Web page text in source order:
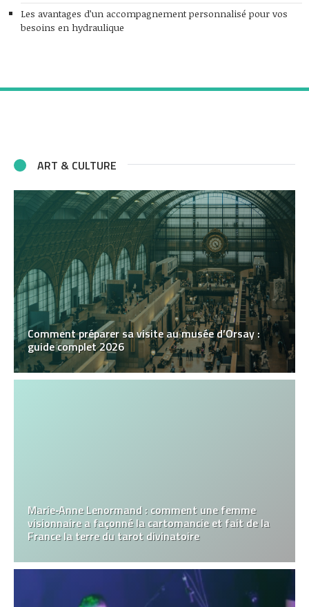
Les avantages d’un accompagnement personnalisé pour vos
besoins en hydraulique
ART & CULTURE
Comment préparer sa visite au musée d’Orsay :
guide complet 2026
Marie‑Anne Lenormand : comment une femme
visionnaire a façonné la cartomancie et fait de la
France la terre du tarot divinatoire